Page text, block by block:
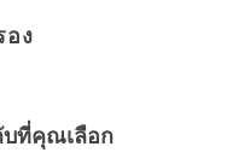
อง
ที่คุณเลือก